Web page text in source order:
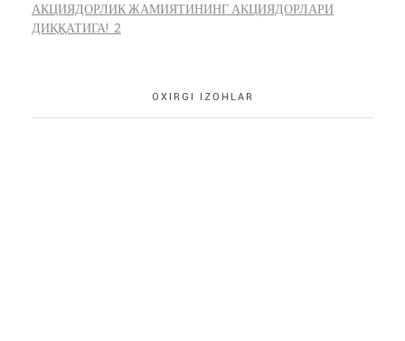
АКЦИЯДОРЛИК ЖАМИЯТИНИНГ АКЦИЯДОРЛАРИ
ДИҚҚАТИГА! 2
OXIRGI IZOHLAR